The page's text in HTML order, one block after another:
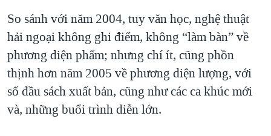
KHOA HỌC
SỨC KHOẺ
VĂN HOÁ
THỂ THAO
MỘT NĂM CHIẾN TRANH TẠI DẢI GAZA
GIẢI MÃ VÀNH ĐAI & CON ĐƯỜNG
NGÀY TỊ NẠN THẾ GIỚI
TRỊNH VĨNH BÌNH - NGƯỜI HẠ 'BÊN THẮNG CUỘC'
GROUND ZERO – XƯA VÀ NAY
MẠNG XÃ HỘI
Ngôn ngữ khác
So sánh với năm 2004, tuy văn học, nghệ thuật
hải ngoại không ghi điểm, không “làm bàn” về
phương diện phẩm; nhưng chí ít, cũng phồn
thịnh hơn năm 2005 về phương diện lượng, với
số đầu sách xuất bản, cũng như các ca khúc mới
và, những buổi trình diễn lớn.